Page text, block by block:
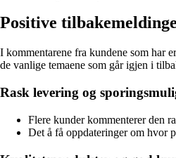
Positive
I kommentarene fra kundene som har
de vanlige temaene som går igjen i
Rask levering og
Flere kunder kommenterer den
Det å få oppdateringer om hvor